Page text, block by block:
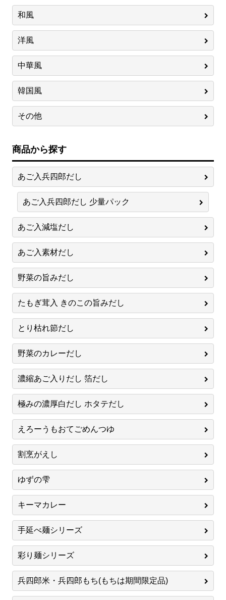
和風
洋風
中華風
韓国風
その他
商品から探す
あご入兵四郎だし
あご入兵四郎だし 少量パック
あご入減塩だし
あご入素材だし
野菜の旨みだし
たもぎ茸入 きのこの旨みだし
とり枯れ節だし
野菜のカレーだし
濃縮あご入りだし 箔だし
極みの濃厚白だし ホタテだし
えろーうもおてごめんつゆ
割烹がえし
ゆずの雫
キーマカレー
手延べ麺シリーズ
彩り麺シリーズ
兵四郎米・兵四郎もち(もちは期間限定品)